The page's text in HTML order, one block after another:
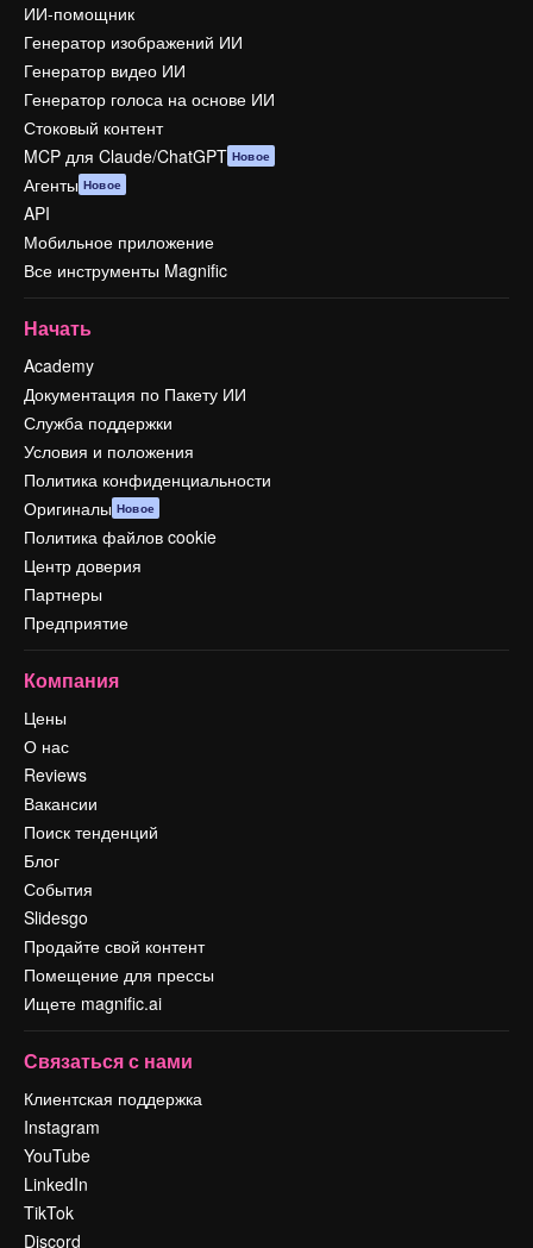
ИИ-помощник
Генератор изображений ИИ
Генератор видео ИИ
Генератор голоса на основе ИИ
Стоковый контент
MCP для Claude/ChatGPT Новое
Агенты Новое
API
Мобильное приложение
Все инструменты Magnific
Начать
Academy
Документация по Пакету ИИ
Служба поддержки
Условия и положения
Политика конфиденциальности
Оригиналы Новое
Политика файлов cookie
Центр доверия
Партнеры
Предприятие
Компания
Цены
О нас
Reviews
Вакансии
Поиск тенденций
Блог
События
Slidesgo
Продайте свой контент
Помещение для прессы
Ищете magnific.ai
Связаться с нами
Клиентская поддержка
Instagram
YouTube
LinkedIn
TikTok
Discord